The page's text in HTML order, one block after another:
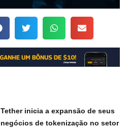
Tether inicia a expansão de seus
negócios de tokenização no setor